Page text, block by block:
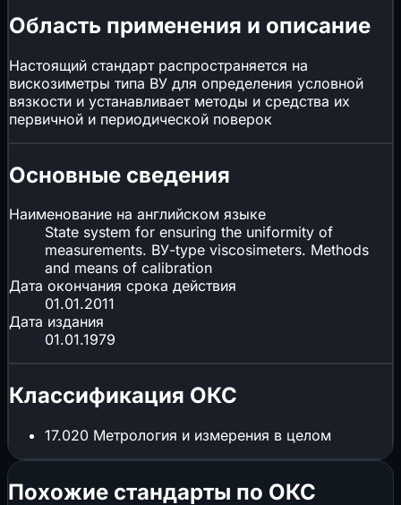
Область применения и описание
Настоящий стандарт распространяется на
вискозиметры типа ВУ для определения условной
вязкости и устанавливает методы и средства их
первичной и периодической поверок
Основные сведения
Наименование на английском языке
State system for ensuring the uniformity of
measurements. BУ-type viscosimeters. Methods
and means of calibration
Дата окончания срока действия
01.01.2011
Дата издания
01.01.1979
Классификация ОКС
17.020 Метрология и измерения в целом
Похожие стандарты по ОКС